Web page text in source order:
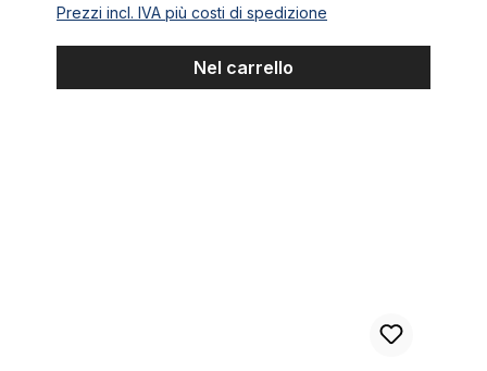
Prezzi incl. IVA più costi di spedizione
Nel carrello